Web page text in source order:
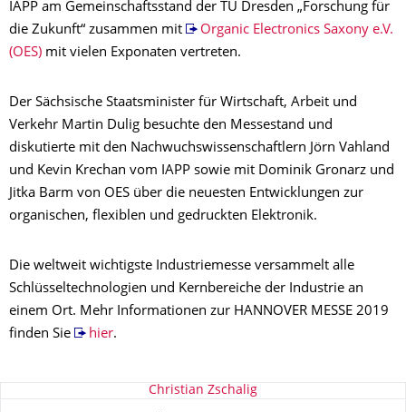
IAPP am Gemeinschaftsstand der TU Dresden „Forschung für
die Zukunft“ zusammen mit
Organic Electronics Saxony e.V.
(OES) mit vielen Exponaten vertreten.
Der Sächsische Staatsminister für Wirtschaft, Arbeit und
Verkehr Martin Dulig besuchte den Messestand und
diskutierte mit den Nachwuchswissenschaftlern Jörn Vahland
und Kevin Krechan vom IAPP sowie mit Dominik Gronarz und
Jitka Barm von OES über die neuesten Entwicklungen zur
organischen, flexiblen und gedruckten Elektronik.
Die weltweit wichtigste Industriemesse versammelt alle
Schlüsseltechnologien und Kernbereiche der Industrie an
einem Ort. Mehr Informationen zur HANNOVER MESSE 2019
finden Sie
hier.
Zu dieser Seite Christian Zschalig